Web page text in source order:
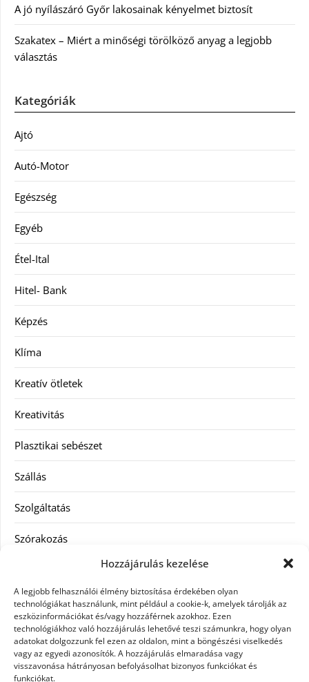
Hozzájárulás kezelése
A legjobb felhasználói élmény biztosítása érdekében olyan
technológiákat használunk, mint például a cookie-k, amelyek tárolják az
eszközinformációkat és/vagy hozzáférnek azokhoz. Ezen
technológiákhoz való hozzájárulás lehetővé teszi számunkra, hogy olyan
adatokat dolgozzunk fel ezen az oldalon, mint a böngészési viselkedés
vagy az egyedi azonosítók. A hozzájárulás elmaradása vagy
visszavonása hátrányosan befolyásolhat bizonyos funkciókat és
funkciókat.
A jó nyílászáró Győr lakosainak kényelmet biztosít
Szakatex – Miért a minőségi törölköző anyag a legjobb
választás
Kategóriák
Ajtó
Autó-Motor
Egészség
Egyéb
Étel-Ital
Hitel- Bank
Képzés
Klíma
Kreatív ötletek
Kreativitás
Plasztikai sebészet
Szállás
Szolgáltatás
Szórakozás
Vásárlás
Víztisztítás
Webáruház